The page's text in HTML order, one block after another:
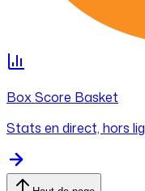
Box Score Basket
Stats en direct, hors